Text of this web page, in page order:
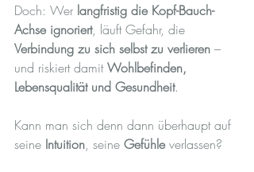
Doch: Wer langfristig die Kopf-Bauch-
Achse ignoriert, läuft Gefahr, die
Verbindung zu sich selbst zu verlieren –
und riskiert damit Wohlbefinden,
Lebensqualität und Gesundheit.
Kann man sich denn dann überhaupt auf
seine Intuition, seine Gefühle verlassen?